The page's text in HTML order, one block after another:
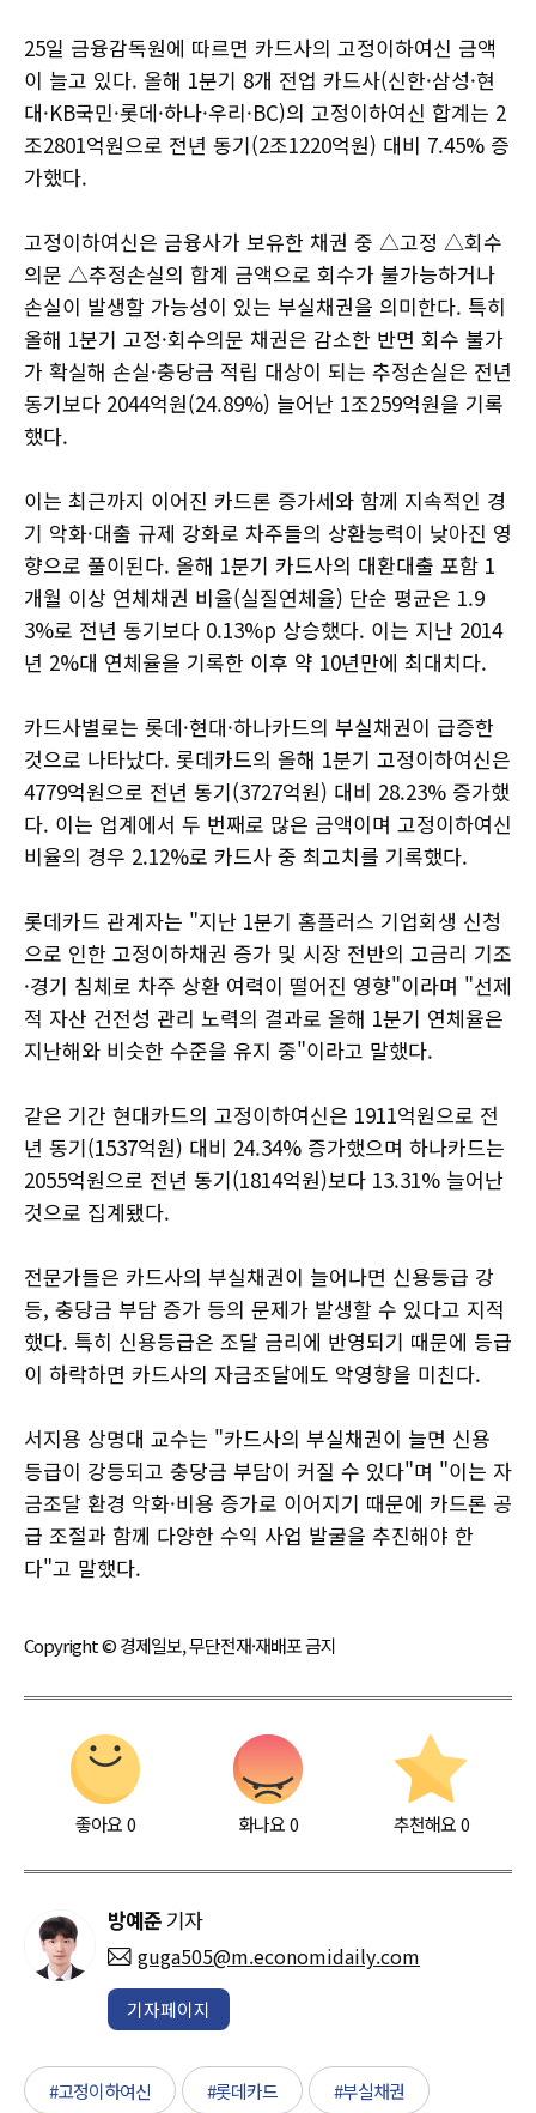
25일 금융감독원에 따르면 카드사의 고정이하여신 금액
이 늘고 있다. 올해 1분기 8개 전업 카드사(신한·삼성·현
대·KB국민·롯데·하나·우리·BC)의 고정이하여신 합계는 2
조2801억원으로 전년 동기(2조1220억원) 대비 7.45% 증
가했다.
고정이하여신은 금융사가 보유한 채권 중 △고정 △회수
의문 △추정손실의 합계 금액으로 회수가 불가능하거나
손실이 발생할 가능성이 있는 부실채권을 의미한다. 특히
올해 1분기 고정·회수의문 채권은 감소한 반면 회수 불가
가 확실해 손실·충당금 적립 대상이 되는 추정손실은 전년
동기보다 2044억원(24.89%) 늘어난 1조259억원을 기록
했다.
이는 최근까지 이어진 카드론 증가세와 함께 지속적인 경
기 악화·대출 규제 강화로 차주들의 상환능력이 낮아진 영
향으로 풀이된다. 올해 1분기 카드사의 대환대출 포함 1
개월 이상 연체채권 비율(실질연체율) 단순 평균은 1.9
3%로 전년 동기보다 0.13%p 상승했다. 이는 지난 2014
년 2%대 연체율을 기록한 이후 약 10년만에 최대치다.
카드사별로는 롯데·현대·하나카드의 부실채권이 급증한
것으로 나타났다. 롯데카드의 올해 1분기 고정이하여신은
4779억원으로 전년 동기(3727억원) 대비 28.23% 증가했
다. 이는 업계에서 두 번째로 많은 금액이며 고정이하여신
비율의 경우 2.12%로 카드사 중 최고치를 기록했다.
롯데카드 관계자는 "지난 1분기 홈플러스 기업회생 신청
으로 인한 고정이하채권 증가 및 시장 전반의 고금리 기조
·경기 침체로 차주 상환 여력이 떨어진 영향"이라며 "선제
적 자산 건전성 관리 노력의 결과로 올해 1분기 연체율은
지난해와 비슷한 수준을 유지 중"이라고 말했다.
같은 기간 현대카드의 고정이하여신은 1911억원으로 전
년 동기(1537억원) 대비 24.34% 증가했으며 하나카드는
2055억원으로 전년 동기(1814억원)보다 13.31% 늘어난
것으로 집계됐다.
전문가들은 카드사의 부실채권이 늘어나면 신용등급 강
등, 충당금 부담 증가 등의 문제가 발생할 수 있다고 지적
했다. 특히 신용등급은 조달 금리에 반영되기 때문에 등급
이 하락하면 카드사의 자금조달에도 악영향을 미친다.
서지용 상명대 교수는 "카드사의 부실채권이 늘면 신용
등급이 강등되고 충당금 부담이 커질 수 있다"며 "이는 자
금조달 환경 악화·비용 증가로 이어지기 때문에 카드론 공
급 조절과 함께 다양한 수익 사업 발굴을 추진해야 한
다"고 말했다.
Copyright © 경제일보, 무단전재·재배포 금지
좋아요0 화나요0 추천해요 0
방예준 기자
guga505@m.economidaily.com
기자페이지
#고정이하여신 #롯데카드 #부실채권